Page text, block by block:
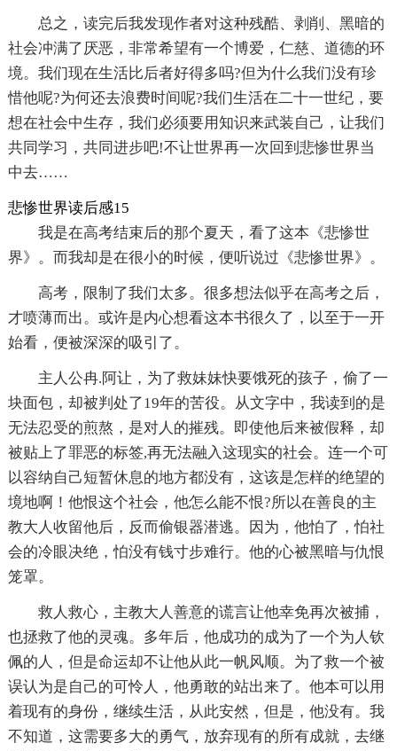
总之，读完后我发现作者对这种残酷、剥削、黑暗的
社会冲满了厌恶，非常希望有一个博爱，仁慈、道德的环
境。我们现在生活比后者好得多吗?但为什么我们没有珍
惜他呢?为何还去浪费时间呢?我们生活在二十一世纪，要
想在社会中生存，我们必须要用知识来武装自己，让我们
共同学习，共同进步吧!不让世界再一次回到悲惨世界当
中去……
悲惨世界读后感15
我是在高考结束后的那个夏天，看了这本《悲惨世
界》。而我却是在很小的时候，便听说过《悲惨世界》。
高考，限制了我们太多。很多想法似乎在高考之后，
才喷薄而出。或许是内心想看这本书很久了，以至于一开
始看，便被深深的吸引了。
主人公冉.阿让，为了救妹妹快要饿死的孩子，偷了一
块面包，却被判处了19年的苦役。从文字中，我读到的是
无法忍受的煎熬，是对人的摧残。即使他后来被假释，却
被贴上了罪恶的标签,再无法融入这现实的社会。连一个可
以容纳自己短暂休息的地方都没有，这该是怎样的绝望的
境地啊！他恨这个社会，他怎么能不恨?所以在善良的主
教大人收留他后，反而偷银器潜逃。因为，他怕了，怕社
会的冷眼决绝，怕没有钱寸步难行。他的心被黑暗与仇恨
笼罩。
救人救心，主教大人善意的谎言让他幸免再次被捕，
也拯救了他的灵魂。多年后，他成功的成为了一个为人钦
佩的人，但是命运却不让他从此一帆风顺。为了救一个被
误认为是自己的可怜人，他勇敢的站出来了。他本可以用
着现有的身份，继续生活，从此安然，但是，他没有。我
不知道，这需要多大的勇气，放弃现有的所有成就，去继